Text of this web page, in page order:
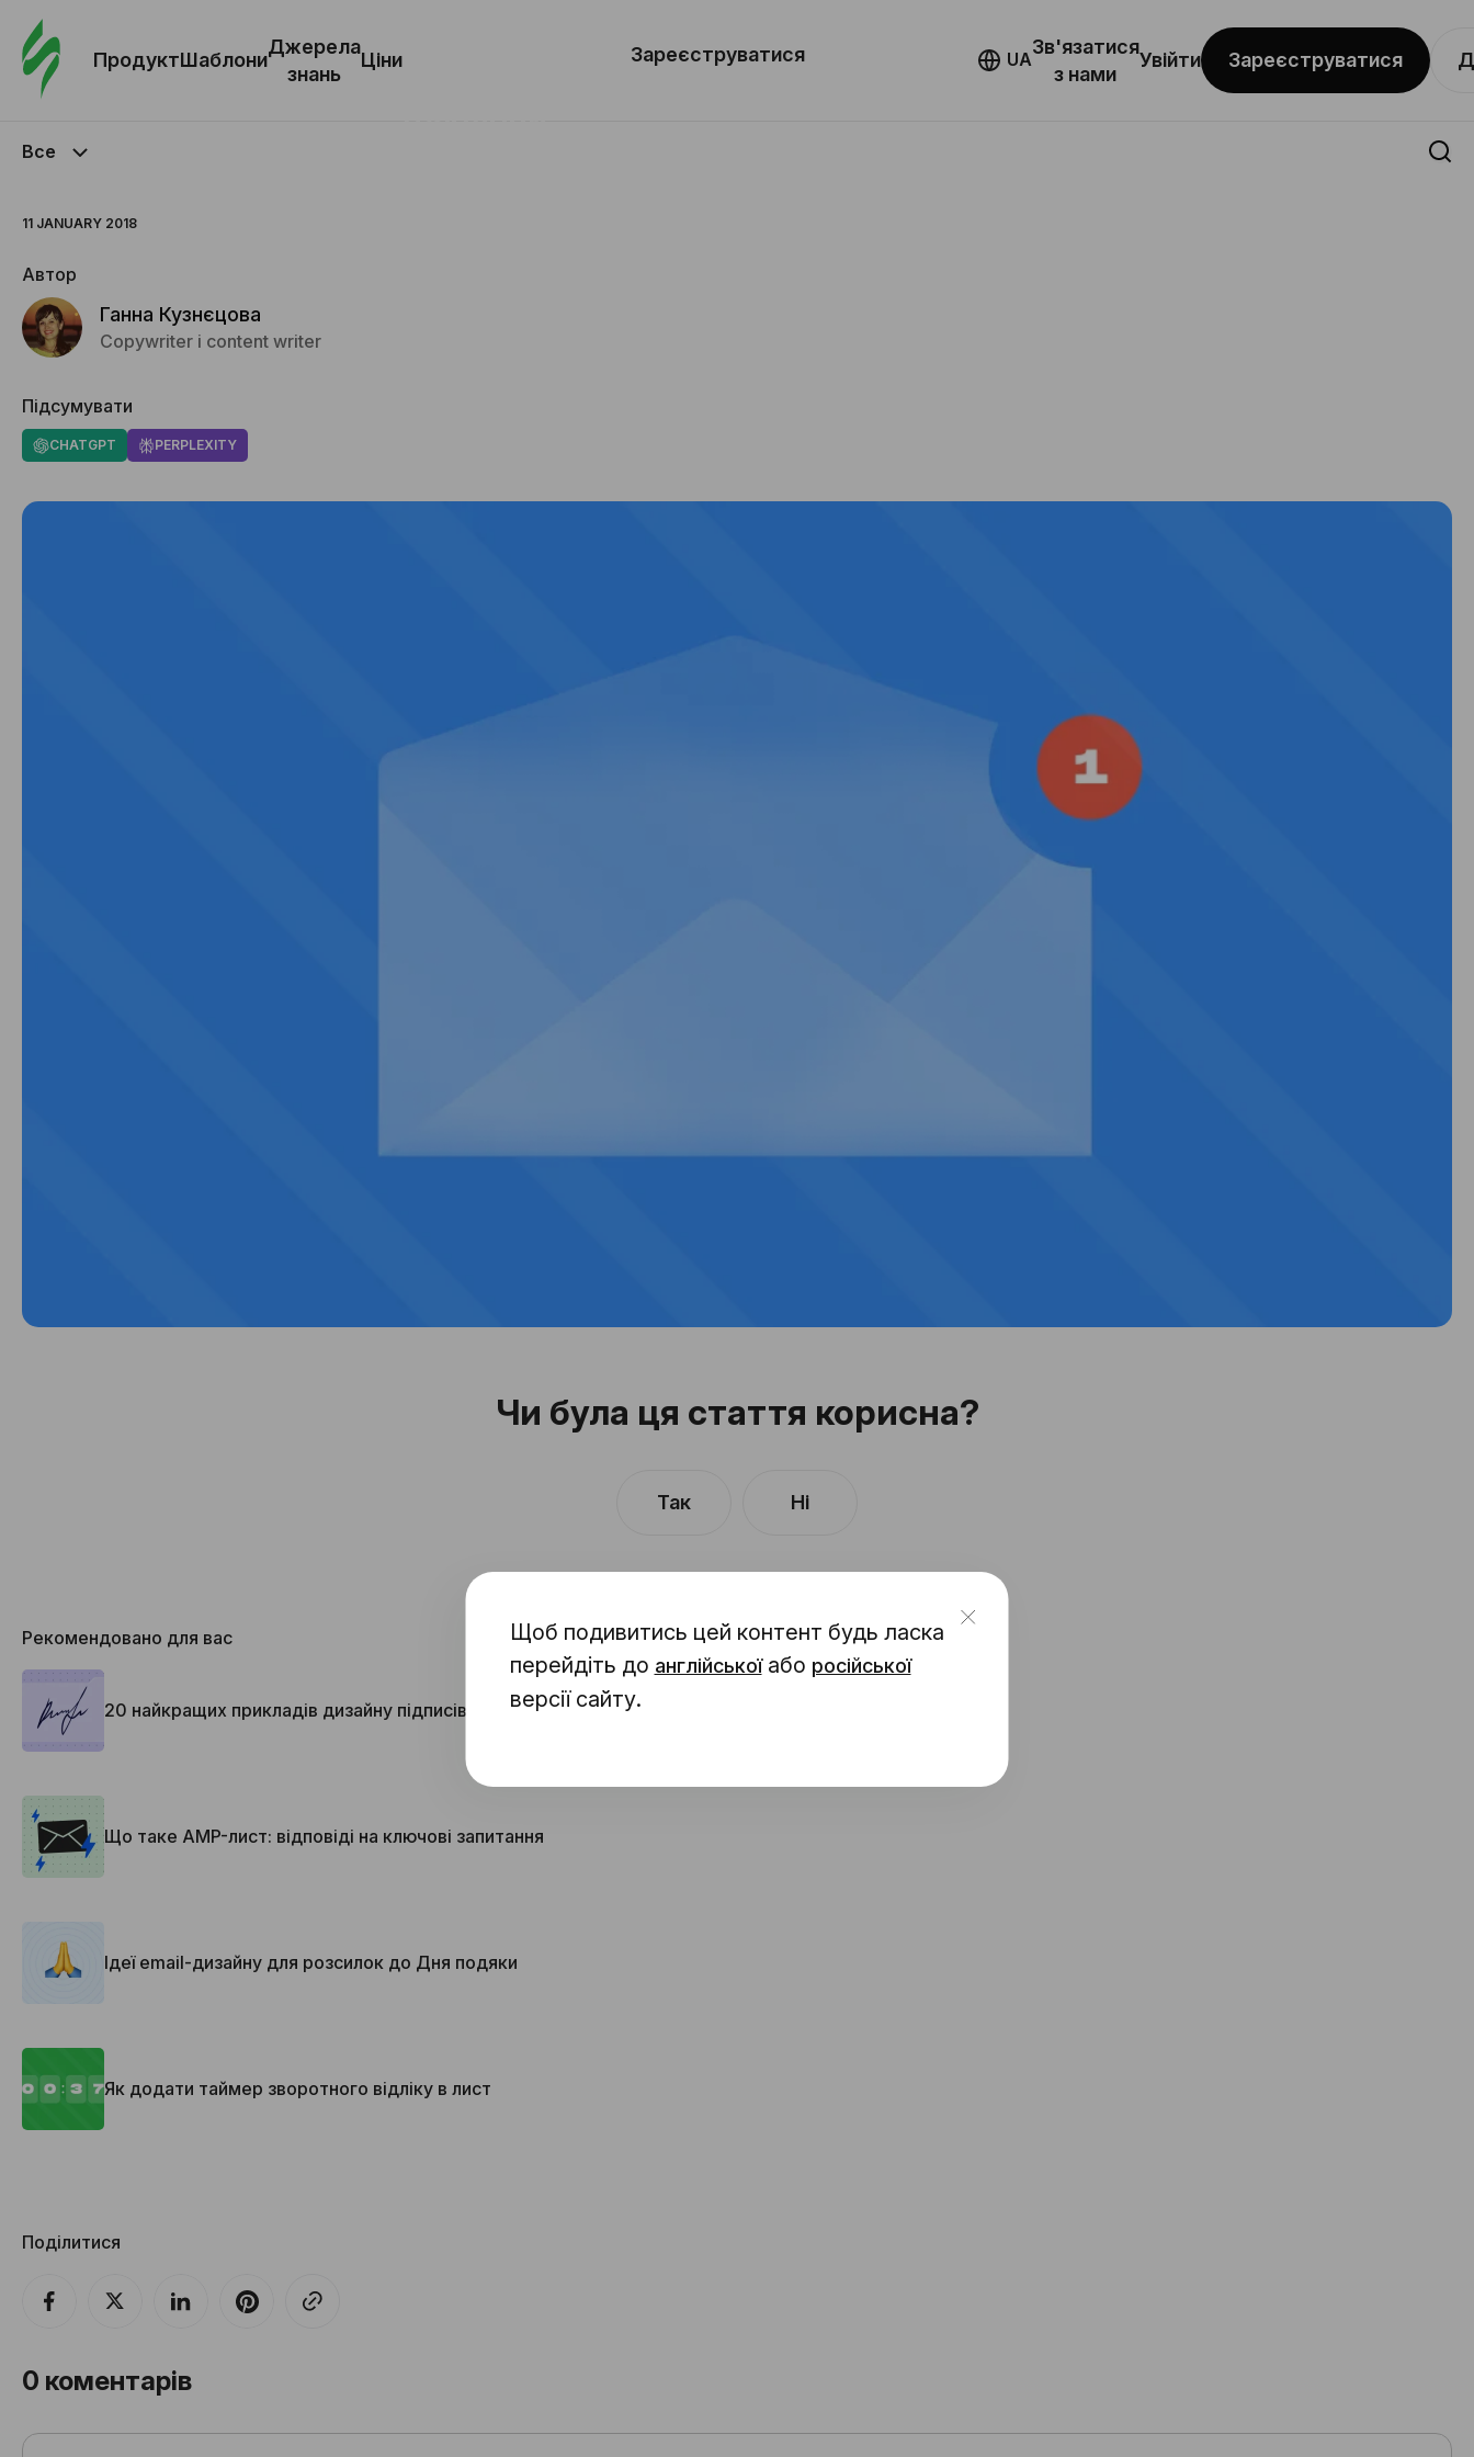
ПродуктШаблони
Джерела
знань
Ціни Зареєструватися UA
Зв'язатися
з нами
Увійти Зареєструватися
Все
11 JANUARY 2018
Автор
Ганна Кузнєцова
Copywriter і content writer
Підсумувати
CHATGPT PERPLEXITY
Щоб подивитись цей контент будь ласка
перейдіть до англійськоїабо російської
версії сайту.
Чи була ця стаття корисна?
Так Ні
Рекомендовано для вас
20 найкращих прикладів дизайну підписів листів на 2026 рік
Що таке AMP-лист: відповіді на ключові запитання
Ідеї email-дизайну для розсилок до Дня подяки
Як додати таймер зворотного відліку в лист
Поділитися
0 коментарів